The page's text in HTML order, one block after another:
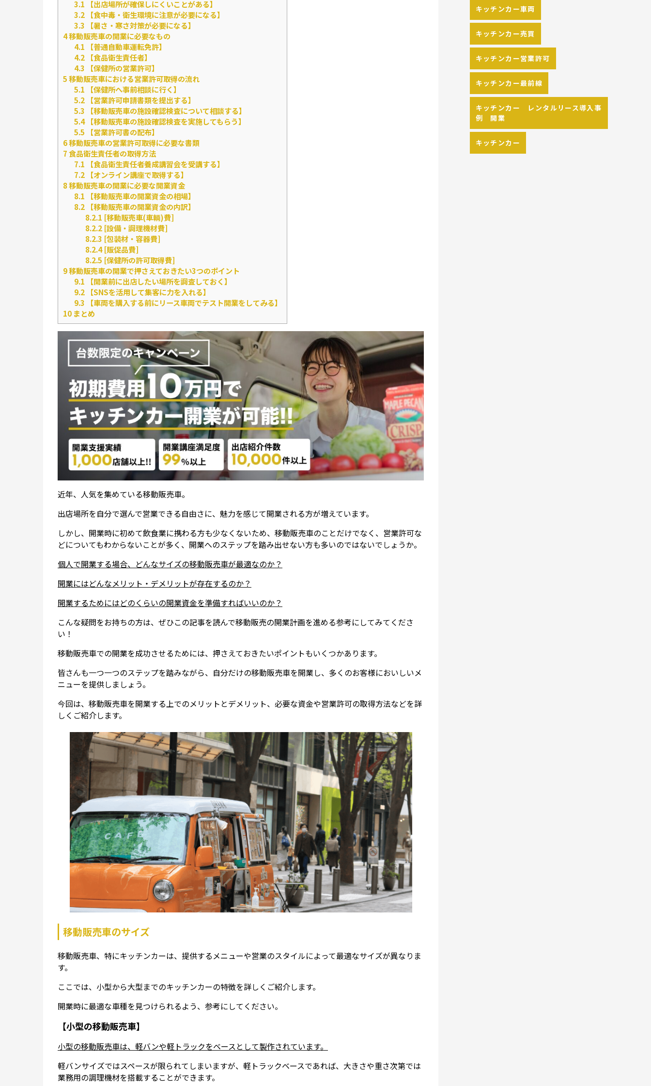
3.1 【出店場所が確保しにくいことがある】
3.2【食中毒・衛生環境に注意が必要になる】
3.3 【暑さ・寒さ対策が必要になる】
4移動販売車の開業に必要なもの
4.1 【普通自動車運転免許】
4.2【食品衛生責任者】
4.3 【保健所の営業許可】
5移動販売車における営業許可取得の流れ
5.1 【保健所へ事前相談に行く】
5.2【営業許可申請書類を提出する】
5.3 【移動販売車の施設確認検査について相談する】
5.4【移動販売車の施設確認検査を実施してもらう】
5.5 【営業許可書の配布】
6移動販売車の営業許可取得に必要な書類
7食品衛生責任者の取得方法
7.1 【食品衛生責任者養成講習会を受講する】
7.2【オンライン講座で取得する】
8移動販売車の開業に必要な開業資金
8.1 【移動販売車の開業資金の相場】
8.2【移動販売車の開業資金の内訳】
8.2.1 [移動販売車(車輌)費]
8.2.2[設備・調理機材費]
8.2.3 [包装材・容器費]
8.2.4[販促品費]
8.2.5 [保健所の許可取得費]
9移動販売車の開業で押さえておきたい3つのポイント
9.1 【開業前に出店したい場所を調査しておく】
9.2【SNSを活用して集客に力を入れる】
9.3 【車両を購入する前にリース車両でテスト開業をしてみる】
10 まとめ
近年、人気を集めている移動販売車。
出店場所を自分で選んで営業できる自由さに、魅力を感じて開業される方が増えています。
しかし、開業時に初めて飲食業に携わる方も少なくないため、移動販売車のことだけでなく、営業許可な
どについてもわからないことが多く、開業へのステップを踏み出せない方も多いのではないでしょうか。
個人で開業する場合、どんなサイズの移動販売車が最適なのか？
開業にはどんなメリット・デメリットが存在するのか？
開業するためにはどのくらいの開業資金を準備すればいいのか？
こんな疑問をお持ちの方は、ぜひこの記事を読んで移動販売の開業計画を進める参考にしてみてくださ
い！
移動販売車での開業を成功させるためには、押さえておきたいポイントもいくつかあります。
皆さんも一つ一つのステップを踏みながら、自分だけの移動販売車を開業し、多くのお客様においしいメ
ニューを提供しましょう。
今回は、移動販売車を開業する上でのメリットとデメリット、必要な資金や営業許可の取得方法などを詳
しくご紹介します。
移動販売車のサイズ
移動販売車、特にキッチンカーは、提供するメニューや営業のスタイルによって最適なサイズが異なりま
す。
ここでは、小型から大型までのキッチンカーの特徴を詳しくご紹介します。
開業時に最適な車種を見つけられるよう、参考にしてください。
【小型の移動販売車】
小型の移動販売車は、軽バンや軽トラックをベースとして製作されています。
軽バンサイズではスペースが限られてしまいますが、軽トラックベースであれば、大きさや重さ次第では
業務用の調理機材を搭載することができます。
キッチンカー車両
キッチンカー売買
キッチンカー営業許可
キッチンカー最前線
キッチンカー レンタルリース導入事
例 開業
キッチンカー